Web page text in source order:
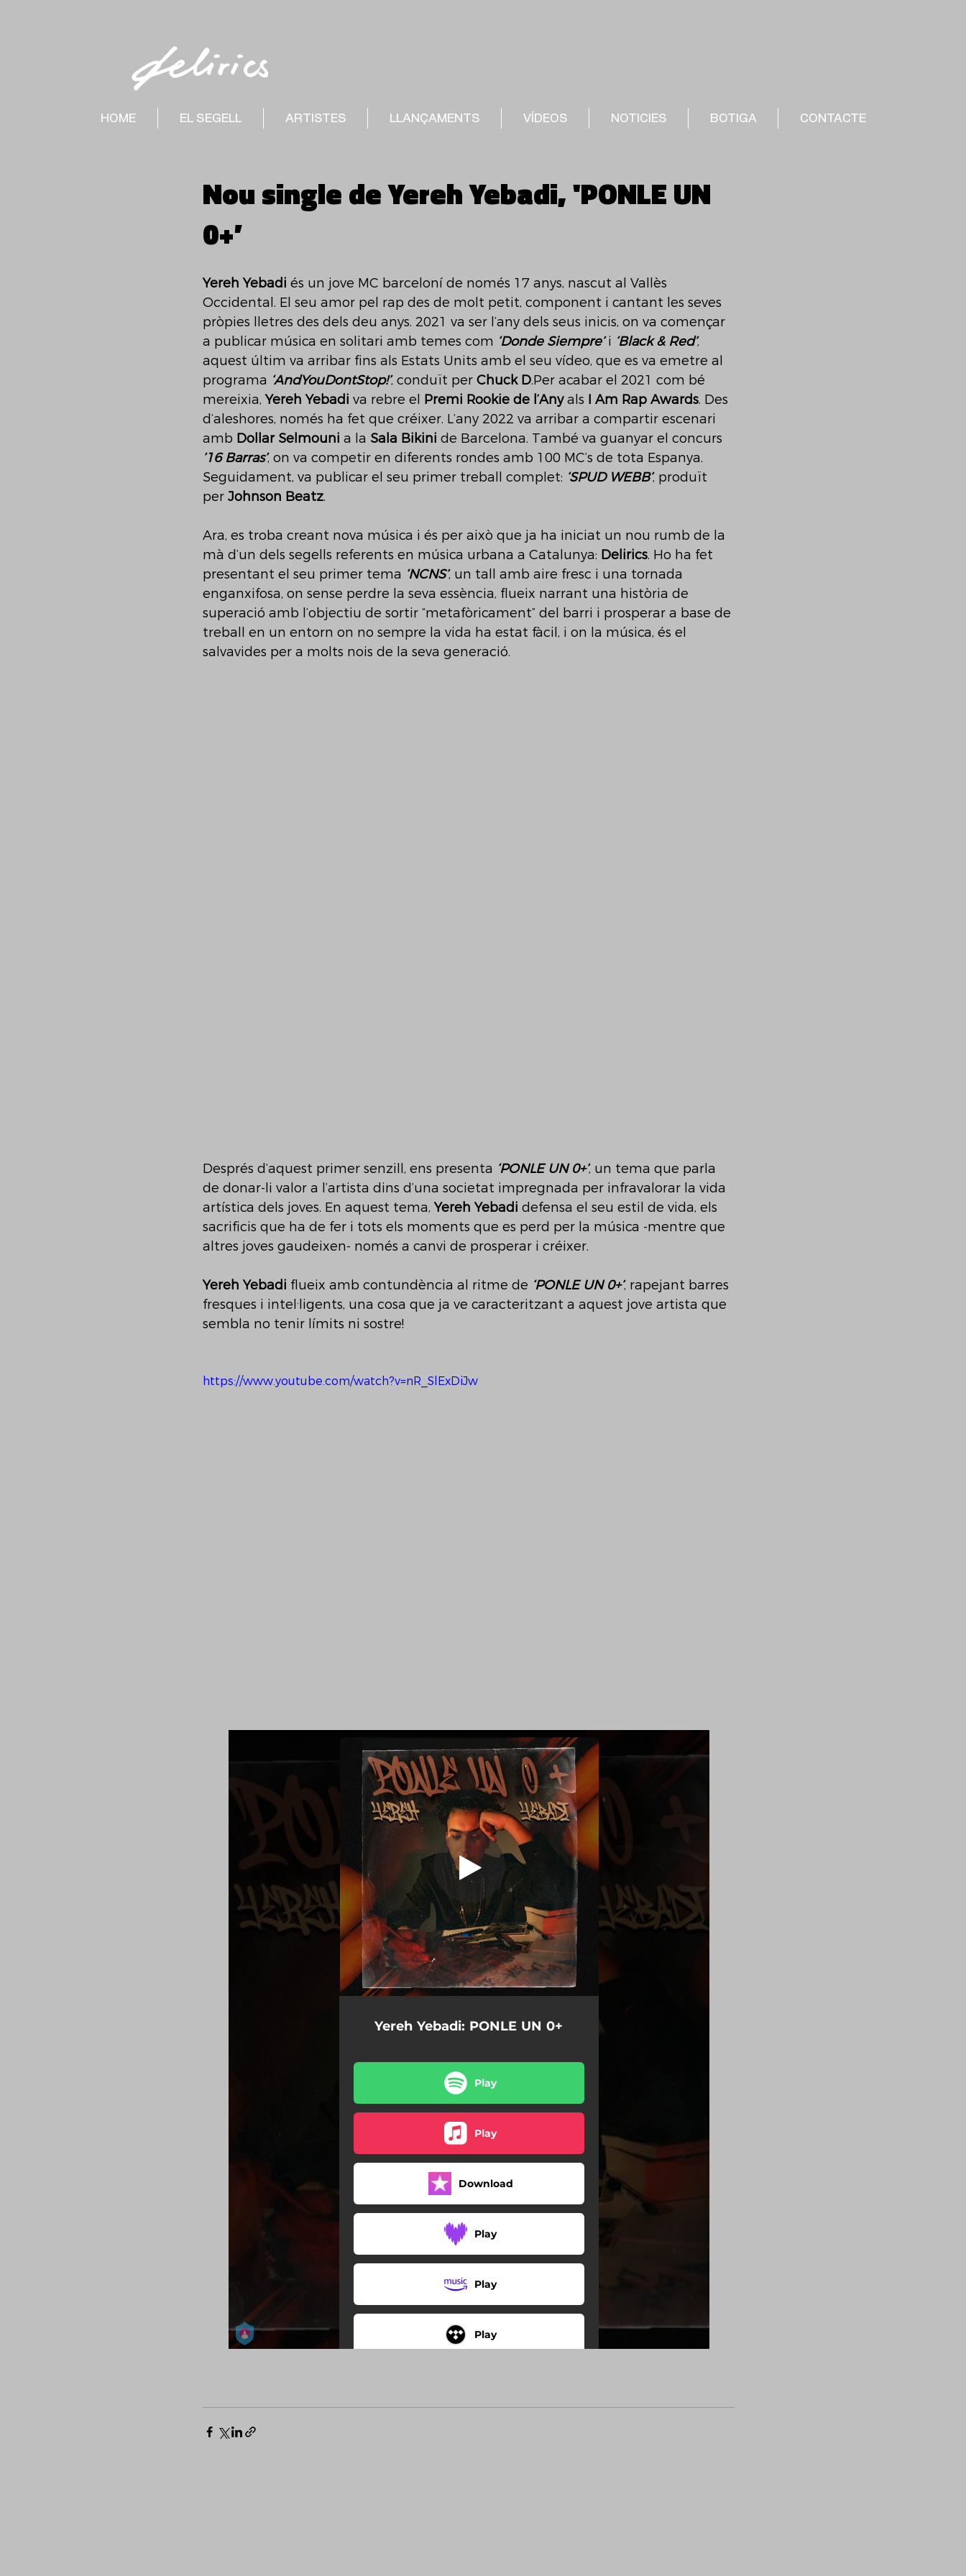
HOME EL SEGELL ARTISTES LLANÇAMENTS VÍDEOS NOTICIES BOTIGA CONTACTE
Nou single de Yereh Yebadi, 'PONLE UN
0+’
Yereh Yebadi és un jove MC barceloní de només 17 anys, nascut al Vallès
Occidental. El seu amor pel rap des de molt petit, component i cantant les seves
pròpies lletres des dels deu anys. 2021 va ser l’any dels seus inicis, on va començar
a publicar música en solitari amb temes com ‘Donde Siempre’ i ‘Black & Red’,
aquest últim va arribar fins als Estats Units amb el seu vídeo, que es va emetre al
programa ‘AndYouDontStop!’, conduït per Chuck D.Per acabar el 2021 com bé
mereixia, Yereh Yebadi va rebre el Premi Rookie de l’Any als I Am Rap Awards. Des
d’aleshores, només ha fet que créixer. L’any 2022 va arribar a compartir escenari
amb Dollar Selmouni a la Sala Bikini de Barcelona. També va guanyar el concurs
’16 Barras’, on va competir en diferents rondes amb 100 MC’s de tota Espanya.
Seguidament, va publicar el seu primer treball complet: ‘SPUD WEBB’, produït
per Johnson Beatz.
Ara, es troba creant nova música i és per això que ja ha iniciat un nou rumb de la
mà d’un dels segells referents en música urbana a Catalunya: Delirics. Ho ha fet
presentant el seu primer tema ‘NCNS’, un tall amb aire fresc i una tornada
enganxifosa, on sense perdre la seva essència, flueix narrant una història de
superació amb l’objectiu de sortir “metafòricament” del barri i prosperar a base de
treball en un entorn on no sempre la vida ha estat fàcil, i on la música, és el
salvavides per a molts nois de la seva generació.
Després d’aquest primer senzill, ens presenta ‘PONLE UN 0+’, un tema que parla
de donar-li valor a l’artista dins d’una societat impregnada per infravalorar la vida
artística dels joves. En aquest tema, Yereh Yebadi defensa el seu estil de vida, els
sacrificis que ha de fer i tots els moments que es perd per la música -mentre que
altres joves gaudeixen- només a canvi de prosperar i créixer.
Yereh Yebadi flueix amb contundència al ritme de ‘PONLE UN 0+’, rapejant barres
fresques i intel·ligents, una cosa que ja ve caracteritzant a aquest jove artista que
sembla no tenir límits ni sostre!
https://www.youtube.com/watch?v=nR_SlExDiJw